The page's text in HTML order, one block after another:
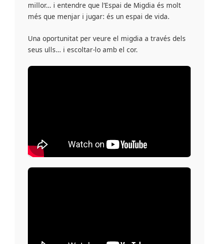
millor… i entendre que l’Espai de Migdia és molt
més que menjar i jugar: és un espai de vida.
Una oportunitat per veure el migdia a través dels
seus ulls… i escoltar-lo amb el cor.